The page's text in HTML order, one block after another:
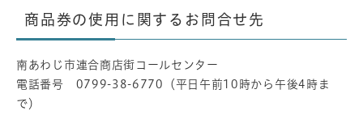
商品券の使用に関するお問合せ先
南あわじ市連合商店街コールセンター
電話番号 0799-38-6770（平日午前10時から午後4時ま
で）